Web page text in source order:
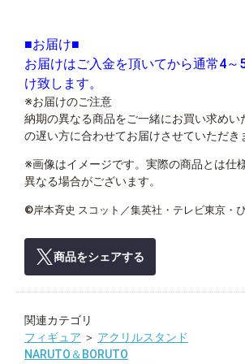
■お届け■
お届けはご入金を頂いてから通常4～
け致します。
※お届けのご注意
納期の異なる商品をご一緒にお買い求めい
の遅い方に合わせてお届けさせていただき
※画像はイメージです。実際の商品とは仕
異なる場合がございます。
©岸本斉史 スコット／集英社・テレビ東京・
商品をシェアする
関連カテゴリ
フィギュア ＞ アクリルスタンド
NARUTO＆BORUTO